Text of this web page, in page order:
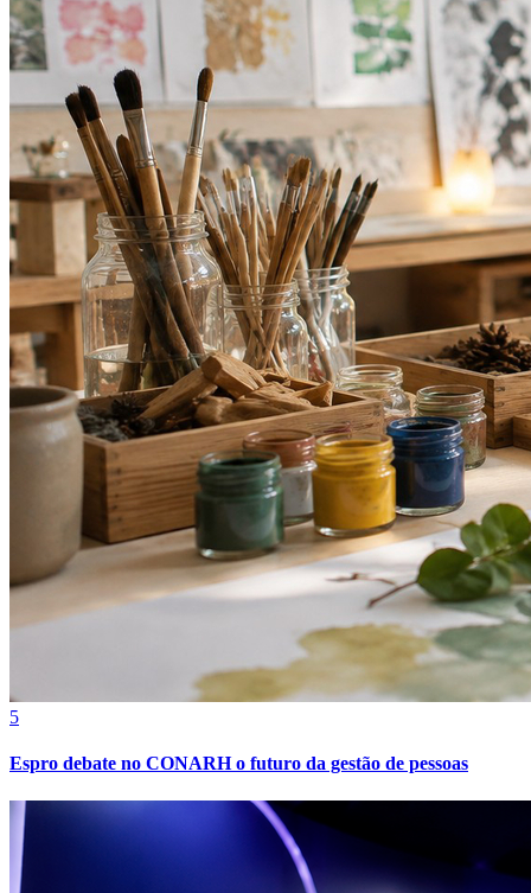
Bragantino
5
Espro debate no CONARH o futuro da gestão de pessoas